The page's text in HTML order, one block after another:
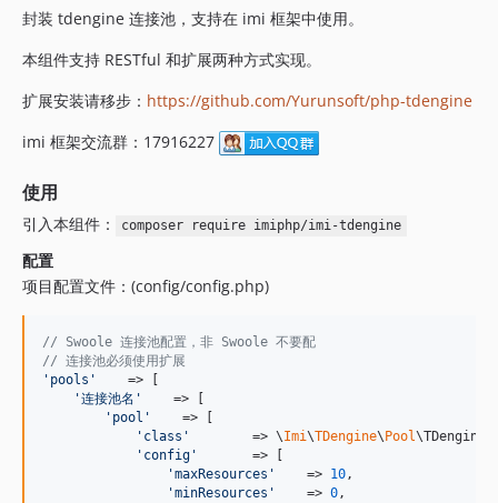
封装 tdengine 连接池，支持在 imi 框架中使用。
本组件支持 RESTful 和扩展两种方式实现。
扩展安装请移步： https://github.com/Yurunsoft/php-tdengine
imi 框架交流群：17916227
使用
引入本组件： composer require imiphp/imi-tdengine
配置
项目配置文件：(config/config.php)
// Swoole 连接池配置，非 Swoole 不要配
// 连接池必须使用扩展
' pools '
    => [
'连接池名 '
    => [
' pool '
    => [
' class '
        => \
Imi\TDengine\ Pool
' config '
       => [
'maxResources '
    =>
10,
'minResources '
    =>
0,